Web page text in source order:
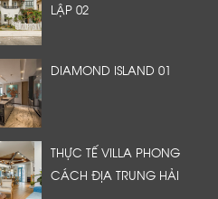
LẬP 02
DIAMOND ISLAND 01
THỰC TẾ VILLA PHONG
CÁCH ĐỊA TRUNG HẢI